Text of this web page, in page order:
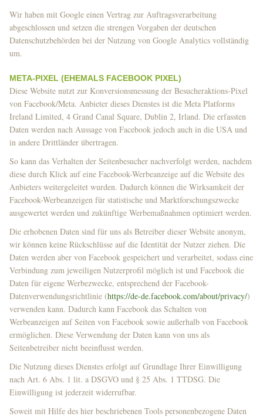
Wir haben mit Google einen Vertrag zur Auftragsverarbeitung
abgeschlossen und setzen die strengen Vorgaben der deutschen
Datenschutzbehörden bei der Nutzung von Google Analytics vollständig
um.
META-PIXEL (EHEMALS FACEBOOK PIXEL)
Diese Website nutzt zur Konversionsmessung der Besucheraktions-Pixel
von Facebook/Meta. Anbieter dieses Dienstes ist die Meta Platforms
Ireland Limited, 4 Grand Canal Square, Dublin 2, Irland. Die erfassten
Daten werden nach Aussage von Facebook jedoch auch in die USA und
in andere Drittländer übertragen.
So kann das Verhalten der Seitenbesucher nachverfolgt werden, nachdem
diese durch Klick auf eine Facebook-Werbeanzeige auf die Website des
Anbieters weitergeleitet wurden. Dadurch können die Wirksamkeit der
Facebook-Werbeanzeigen für statistische und Marktforschungszwecke
ausgewertet werden und zukünftige Werbemaßnahmen optimiert werden.
Die erhobenen Daten sind für uns als Betreiber dieser Website anonym,
wir können keine Rückschlüsse auf die Identität der Nutzer ziehen. Die
Daten werden aber von Facebook gespeichert und verarbeitet, sodass eine
Verbindung zum jeweiligen Nutzerprofil möglich ist und Facebook die
Daten für eigene Werbezwecke, entsprechend der Facebook-
Datenverwendungsrichtlinie (https://de-de.facebook.com/about/privacy/)
verwenden kann. Dadurch kann Facebook das Schalten von
Werbeanzeigen auf Seiten von Facebook sowie außerhalb von Facebook
ermöglichen. Diese Verwendung der Daten kann von uns als
Seitenbetreiber nicht beeinflusst werden.
Die Nutzung dieses Dienstes erfolgt auf Grundlage Ihrer Einwilligung
nach Art. 6 Abs. 1 lit. a DSGVO und § 25 Abs. 1 TTDSG. Die
Einwilligung ist jederzeit widerrufbar.
Soweit mit Hilfe des hier beschriebenen Tools personenbezogene Daten